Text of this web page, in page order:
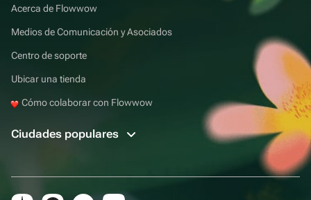
Acerca de Flowwow
Medios de Comunicación y Asociados
Centro de soporte
Ubicar una tienda
Cómo colaborar con Flowwow
Ciudades populares